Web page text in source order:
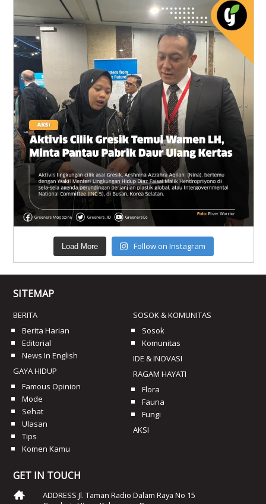
Load More Follow on Instagram
SITEMAP
BERITA
Berita Harian
Editorial
News In English
GAYA HIDUP
Famous Opinion
Mode
Sehat
Ulasan
Tips
Komen Kamu
SOSOK & KOMUNITAS
Sosok
Komunitas
IDE & INOVASI
RAGAM HAYATI
Flora
Fauna
Fungi
AKSI
GET IN TOUCH
ADDRESS Jl. Taman Radio Dalam Raya No 15